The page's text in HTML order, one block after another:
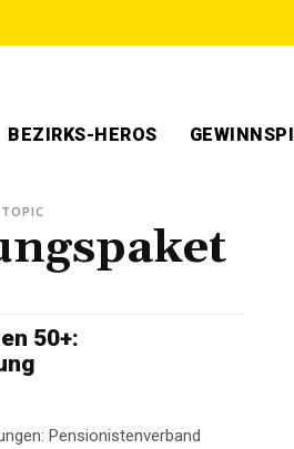
BEZIRKS-HEROS
TOPIC
50+:
Pensionistenverband